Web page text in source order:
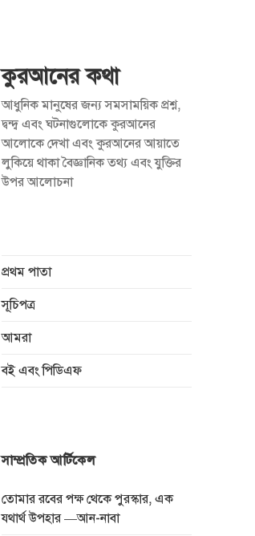
কুরআনের কথা
আধুনিক মানুষের জন্য সমসাময়িক প্রশ্ন,
দ্বন্দ্ব এবং ঘটনাগুলোকে কুরআনের
আলোকে দেখা এবং কুরআনের আয়াতে
লুকিয়ে থাকা বৈজ্ঞানিক তথ্য এবং যুক্তির
উপর আলোচনা
প্রথম পাতা
সূচিপত্র
আমরা
বই এবং পিডিএফ
সাম্প্রতিক আর্টিকেল
তোমার রবের পক্ষ থেকে পুরস্কার, এক
যথার্থ উপহার —আন-নাবা